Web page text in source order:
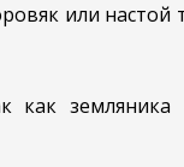
или настой
как